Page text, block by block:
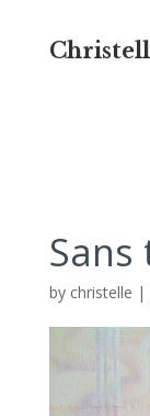
by christelle |